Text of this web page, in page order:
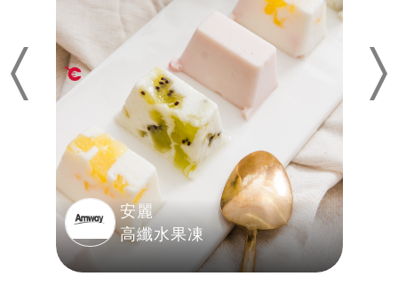
Previous
安麗
高纖水果凍
Next